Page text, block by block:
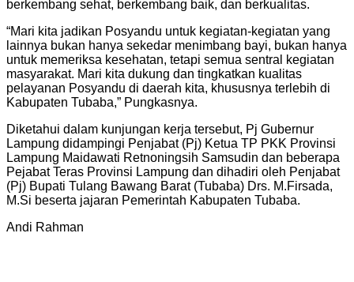
berkembang sehat, berkembang baik, dan berkualitas.
“Mari kita jadikan Posyandu untuk kegiatan-kegiatan yang
lainnya bukan hanya sekedar menimbang bayi, bukan hanya
untuk memeriksa kesehatan, tetapi semua sentral kegiatan
masyarakat. Mari kita dukung dan tingkatkan kualitas
pelayanan Posyandu di daerah kita, khususnya terlebih di
Kabupaten Tubaba,” Pungkasnya.
Diketahui dalam kunjungan kerja tersebut, Pj Gubernur
Lampung didampingi Penjabat (Pj) Ketua TP PKK Provinsi
Lampung Maidawati Retnoningsih Samsudin dan beberapa
Pejabat Teras Provinsi Lampung dan dihadiri oleh Penjabat
(Pj) Bupati Tulang Bawang Barat (Tubaba) Drs. M.Firsada,
M.Si beserta jajaran Pemerintah Kabupaten Tubaba.
Andi Rahman